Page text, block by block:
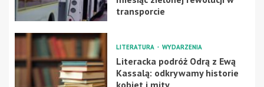
transporcie
LITERATURA WYDARZENIA
Literacka podróż Odrą z Ewą
Kassalą: odkrywamy historie